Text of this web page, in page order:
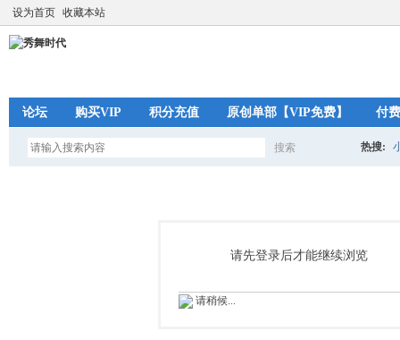
设为首页 收藏本站
论坛 购买VIP 积分充值 原创单部【VIP免费】 付
搜索
索
热搜:
请先登录后才能继续浏览
请稍候...